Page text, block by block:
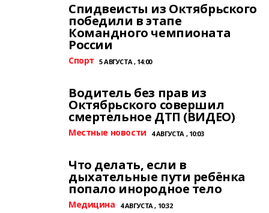
Спидвеисты из Октябрьского
победили в этапе
Командного чемпионата
России
Спорт 5 АВГУСТА , 14:00
Водитель без прав из
Октябрьского совершил
смертельное ДТП (ВИДЕО)
Местные новости 4 АВГУСТА , 10:03
Что делать, если в
дыхательные пути ребёнка
попало инородное тело
Медицина 4 АВГУСТА , 10:32